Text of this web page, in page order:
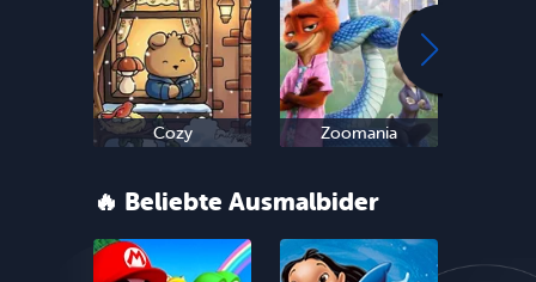
Cozy Zoomania
🔥 Beliebte Ausmalbider